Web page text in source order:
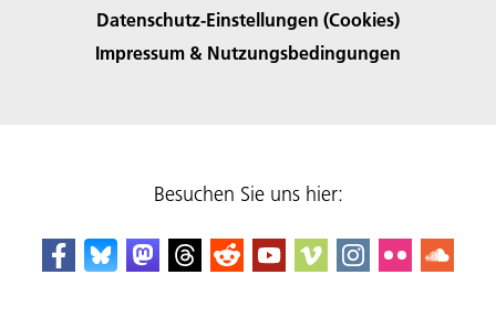
Datenschutz-Einstellungen (Cookies)
Impressum & Nutzungsbedingungen
Besuchen Sie uns hier: